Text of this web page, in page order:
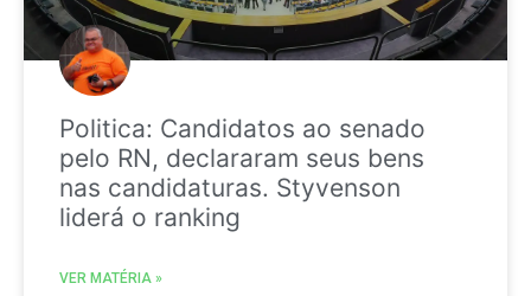
Politica: Candidatos ao senado
pelo RN, declararam seus bens
nas candidaturas. Styvenson
liderá o ranking
VER MATÉRIA »